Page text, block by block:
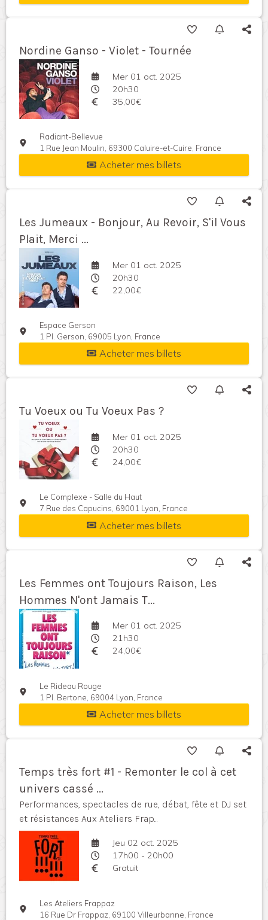
Nordine Ganso - Violet - Tournée
Mer 01 oct. 2025
20h30
35,00€
Radiant-Bellevue
1 Rue Jean Moulin, 69300 Caluire-et-Cuire, France
Acheter mes billets
Les Jumeaux - Bonjour, Au Revoir, S'il Vous
Plait, Merci ...
Mer 01 oct. 2025
20h30
22,00€
Espace Gerson
1 Pl. Gerson, 69005 Lyon, France
Acheter mes billets
Tu Voeux ou Tu Voeux Pas ?
Mer 01 oct. 2025
20h30
24,00€
Le Complexe - Salle du Haut
7 Rue des Capucins, 69001 Lyon, France
Acheter mes billets
Les Femmes ont Toujours Raison, Les
Hommes N'ont Jamais T...
Mer 01 oct. 2025
21h30
24,00€
Le Rideau Rouge
1 Pl. Bertone, 69004 Lyon, France
Acheter mes billets
Temps très fort #1 - Remonter le col à cet
univers cassé ...
Performances, spectacles de rue, débat, fête et DJ set
et résistances Aux Ateliers Frap...
Jeu 02 oct. 2025
17h00 - 20h00
Gratuit
Les Ateliers Frappaz
16 Rue Dr Frappaz, 69100 Villeurbanne, France